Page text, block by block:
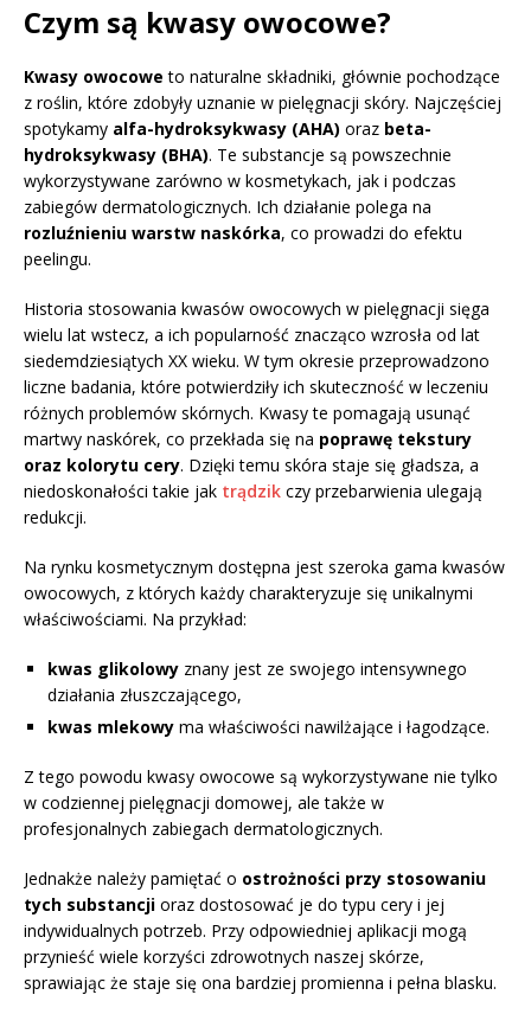
Czym są kwasy owocowe?
Kwasy owocowe to naturalne składniki, głównie pochodzące
z roślin, które zdobyły uznanie w pielęgnacji skóry. Najczęściej
spotykamy alfa-hydroksykwasy (AHA) oraz beta-
hydroksykwasy (BHA). Te substancje są powszechnie
wykorzystywane zarówno w kosmetykach, jak i podczas
zabiegów dermatologicznych. Ich działanie polega na
rozluźnieniu warstw naskórka, co prowadzi do efektu
peelingu.
Historia stosowania kwasów owocowych w pielęgnacji sięga
wielu lat wstecz, a ich popularność znacząco wzrosła od lat
siedemdziesiątych XX wieku. W tym okresie przeprowadzono
liczne badania, które potwierdziły ich skuteczność w leczeniu
różnych problemów skórnych. Kwasy te pomagają usunąć
martwy naskórek, co przekłada się na poprawę tekstury
oraz kolorytu cery. Dzięki temu skóra staje się gładsza, a
niedoskonałości takie jak trądzik czy przebarwienia ulegają
redukcji.
Na rynku kosmetycznym dostępna jest szeroka gama kwasów
owocowych, z których każdy charakteryzuje się unikalnymi
właściwościami. Na przykład:
kwas glikolowy znany jest ze swojego intensywnego
działania złuszczającego,
kwas mlekowy ma właściwości nawilżające i łagodzące.
Z tego powodu kwasy owocowe są wykorzystywane nie tylko
w codziennej pielęgnacji domowej, ale także w
profesjonalnych zabiegach dermatologicznych.
Jednakże należy pamiętać o ostrożności przy stosowaniu
tych substancji oraz dostosować je do typu cery i jej
indywidualnych potrzeb. Przy odpowiedniej aplikacji mogą
przynieść wiele korzyści zdrowotnych naszej skórze,
sprawiając że staje się ona bardziej promienna i pełna blasku.